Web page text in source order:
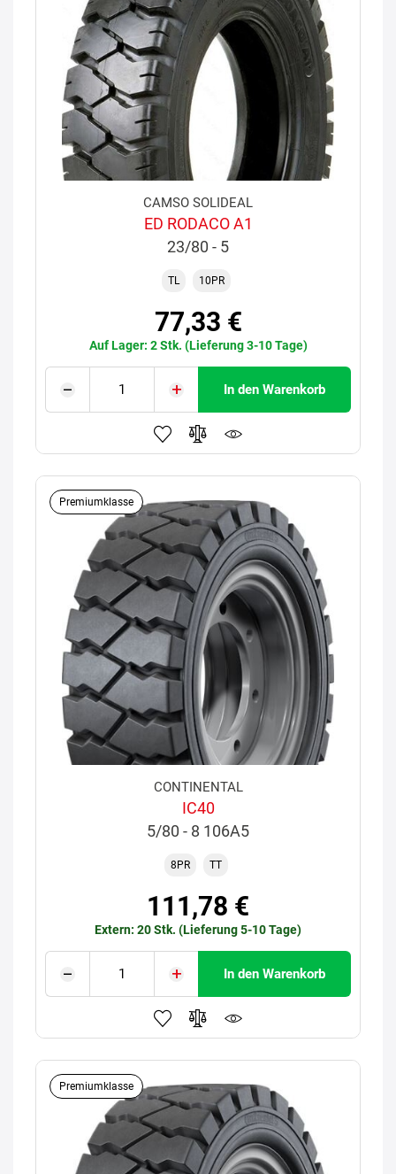
CAMSO SOLIDEAL
ED RODACO A1
23/80 - 5
TL 10PR
77,33 €
Auf Lager: 2 Stk. (Lieferung 3-10 Tage)
In den Warenkorb
Premiumklasse
CONTINENTAL
IC40
5/80 - 8 106A5
8PR TT
111,78 €
Extern: 20 Stk. (Lieferung 5-10 Tage)
In den Warenkorb
Premiumklasse